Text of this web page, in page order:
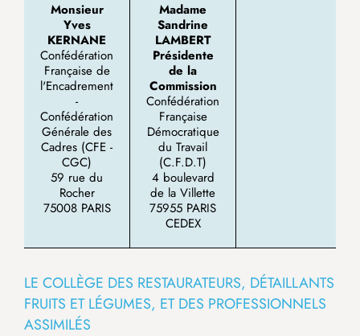
Monsieur
Yves
KERNANE
Confédération
Française de
l'Encadrement
-
Confédération
Générale des
Cadres (CFE -
CGC)
59 rue du
Rocher
75008 PARIS
Madame
Sandrine
LAMBERT
Présidente
de la
Commission
Confédération
Française
Démocratique
du Travail
(C.F.D.T)
4 boulevard
de la Villette
75955 PARIS
CEDEX
LE COLLÈGE DES RESTAURATEURS, DÉTAILLANTS
FRUITS ET LÉGUMES, ET DES PROFESSIONNELS
ASSIMILÉS